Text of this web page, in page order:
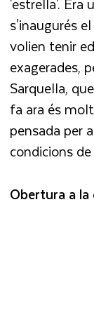
s'inaugurés
volien tenir
exagerades,
Sarquella,
fa ara és
pensada per
condicions
Obertura a